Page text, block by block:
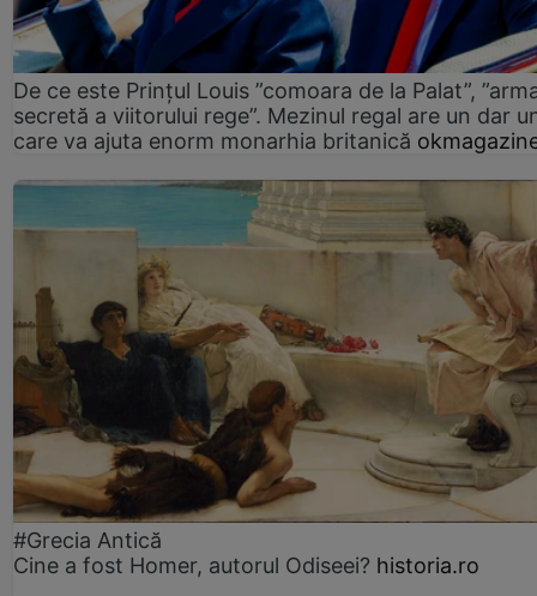
De ce este Prințul Louis ”comoara de la Palat”,
secretă a viitorului rege”. Mezinul regal are un dar
care va ajuta enorm monarhia britanică
#Grecia Antică
Cine a fost Homer, autorul Odiseei? historia.ro